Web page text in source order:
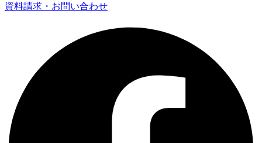
資料請求・お問い合わせ